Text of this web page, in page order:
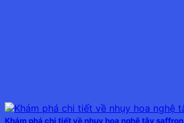
Khám phá chi tiết về nhụy hoa nghệ tây saffron